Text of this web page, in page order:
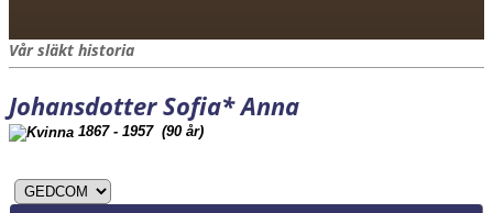
Vår släkt historia
Johansdotter Sofia* Anna
1867 - 1957 (90 år)